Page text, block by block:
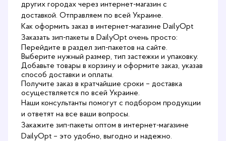
других городах через интернет-магазин с
доставкой. Отправляем по всей Украине.
Как оформить заказ в интернет-магазине DailyOpt
Заказать зип-пакеты в DailyOpt очень просто:
Перейдите в раздел зип-пакетов на сайте.
Выберите нужный размер, тип застежки и упаковку.
Добавьте товары в корзину и оформите заказ, указав
способ доставки и оплаты.
Получите заказ в кратчайшие сроки – доставка
осуществляется по всей Украине.
Наши консультанты помогут с подбором продукции
и ответят на все ваши вопросы.
Закажите зип-пакеты оптом в интернет-магазине
DailyOpt – это удобно, выгодно и надежно.